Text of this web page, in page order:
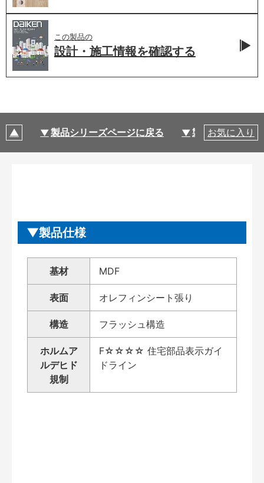
この製品の
設計・施工情報を確認する
製品シリーズページに戻る 製品仕様
お気に入り
製品仕様
基材 MDF
表面 オレフィンシート張り
構造 フラッシュ構造
ホルムア
ルデヒド
規制
F☆☆☆☆ 住宅部品表示ガイ
ドライン